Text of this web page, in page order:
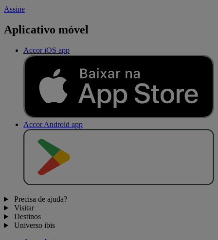
Assine
Aplicativo móvel
Accor iOS app
Accor Android app
Precisa de ajuda?
Visitar
Destinos
Universo ibis